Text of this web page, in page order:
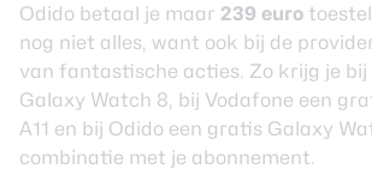
Odido betaal je maar 239 euro
nog niet alles, want ook bij de
van fantastische acties. Zo krijg je bij
Galaxy Watch 8, bij Vodafone een
A11 en bij Odido een gratis Galaxy
combinatie met je abonnement.